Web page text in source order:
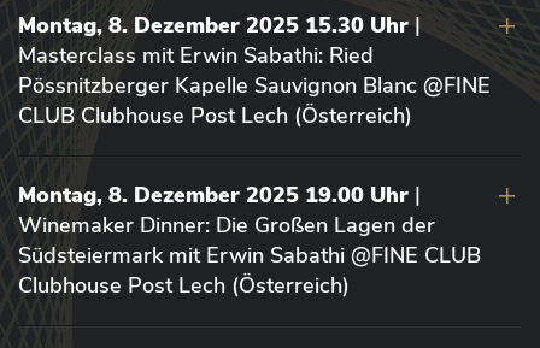
Montag, 8. Dezember 2025 15.30 Uhr |
Masterclass mit Erwin Sabathi: Ried
Pössnitzberger Kapelle Sauvignon Blanc @FINE
CLUB Clubhouse Post Lech (Österreich)
Montag, 8. Dezember 2025 19.00 Uhr |
Winemaker Dinner: Die Großen Lagen der
Südsteiermark mit Erwin Sabathi @FINE CLUB
Clubhouse Post Lech (Österreich)